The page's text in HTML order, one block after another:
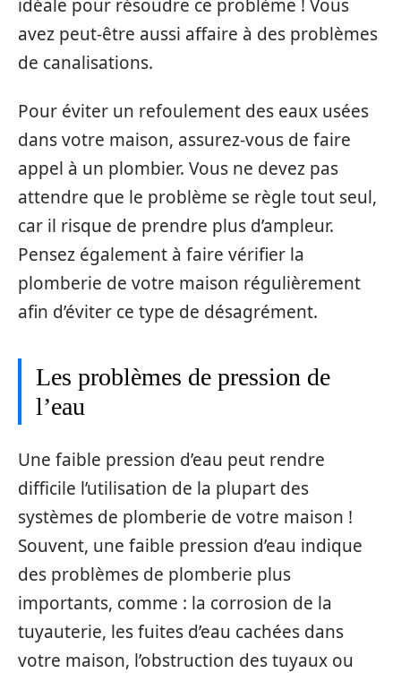
idéale pour résoudre ce problème ! Vous
avez peut-être aussi affaire à des problèmes
de canalisations.
Pour éviter un refoulement des eaux usées
dans votre maison, assurez-vous de faire
appel à un plombier. Vous ne devez pas
attendre que le problème se règle tout seul,
car il risque de prendre plus d’ampleur.
Pensez également à faire vérifier la
plomberie de votre maison régulièrement
afin d’éviter ce type de désagrément.
Les problèmes de pression de
l’eau
Une faible pression d’eau peut rendre
difficile l’utilisation de la plupart des
systèmes de plomberie de votre maison !
Souvent, une faible pression d’eau indique
des problèmes de plomberie plus
importants, comme : la corrosion de la
tuyauterie, les fuites d’eau cachées dans
votre maison, l’obstruction des tuyaux ou